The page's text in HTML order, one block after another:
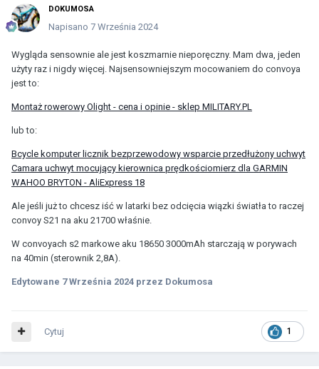
DOKUMOSA
Napisano 7 Września 2024
Wygląda sensownie ale jest koszmarnie nieporęczny. Mam dwa, jeden
użyty raz i nigdy więcej. Najsensowniejszym mocowaniem do convoya
jest to:
Montaż rowerowy Olight - cena i opinie - sklep MILITARY.PL
lub to:
Bcycle komputer licznik bezprzewodowy wsparcie przedłużony uchwyt
Camara uchwyt mocujący kierownica prędkościomierz dla GARMIN
WAHOO BRYTON - AliExpress 18
Ale jeśli już to chcesz iść w latarki bez odcięcia wiązki światła to raczej
convoy S21 na aku 21700 właśnie.
W convoyach s2 markowe aku 18650 3000mAh starczają w porywach
na 40min (sterownik 2,8A).
Edytowane 7 Września 2024 przez Dokumosa
1
Cytuj